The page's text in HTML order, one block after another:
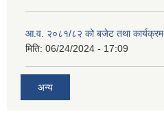
आ.व. २०८१/८२ को बजेट तथा कार्यक्रम
मिति: 06/24/2024 - 17:09
अन्य